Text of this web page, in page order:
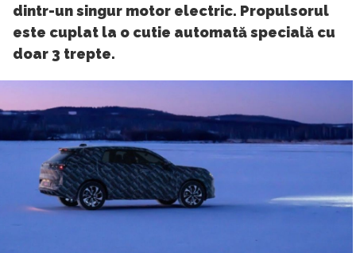
dintr-un singur motor electric. Propulsorul
este cuplat la o cutie automată specială cu
doar 3 trepte.